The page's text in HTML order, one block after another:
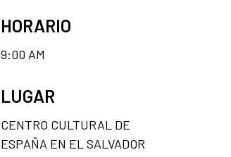
HORARIO
9:00 AM
LUGAR
CENTRO CULTURAL DE
ESPAÑA EN EL SALVADOR